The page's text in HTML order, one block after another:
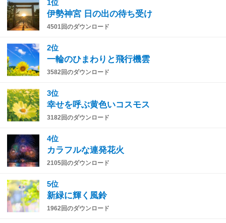
1位
伊勢神宮 日の出の待ち受け
4501回のダウンロード
2位
一輪のひまわりと飛行機雲
3582回のダウンロード
3位
幸せを呼ぶ黄色いコスモス
3182回のダウンロード
4位
カラフルな連発花火
2105回のダウンロード
5位
新緑に輝く風鈴
1962回のダウンロード